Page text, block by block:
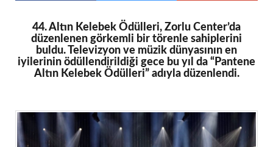
Sağlık
Yazarlar
İletişim
A24 SOSYAL MEDYA
44. Altın Kelebek Ödülleri, Zorlu Center’da
düzenlenen görkemli bir törenle sahiplerini
buldu. Televizyon ve müzik dünyasının en
iyilerinin ödüllendirildiği gece bu yıl da “Pantene
Altın Kelebek Ödülleri” adıyla düzenlendi.